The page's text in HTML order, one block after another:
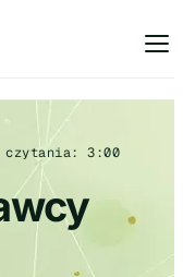
czytania:3:00